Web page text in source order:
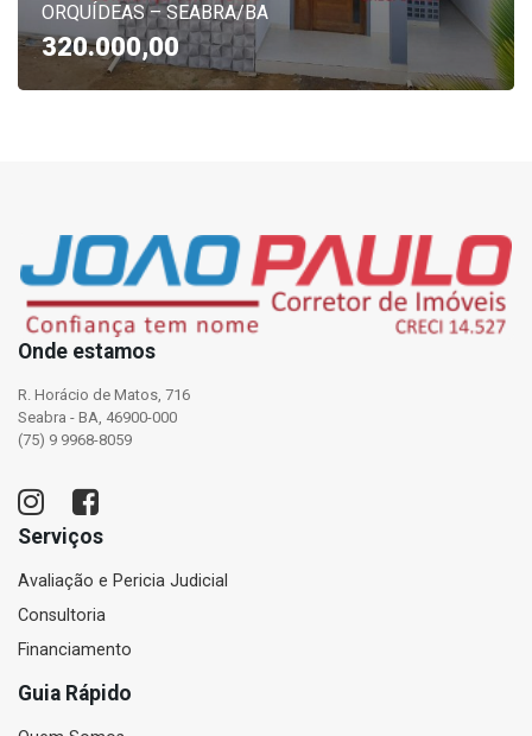
ORQUÍDEAS – SEABRA/BA
320.000,00
Onde estamos
R. Horácio de Matos, 716
Seabra - BA, 46900-000
(75) 9 9968-8059
Serviços
Avaliação e Pericia Judicial
Consultoria
Financiamento
Guia Rápido